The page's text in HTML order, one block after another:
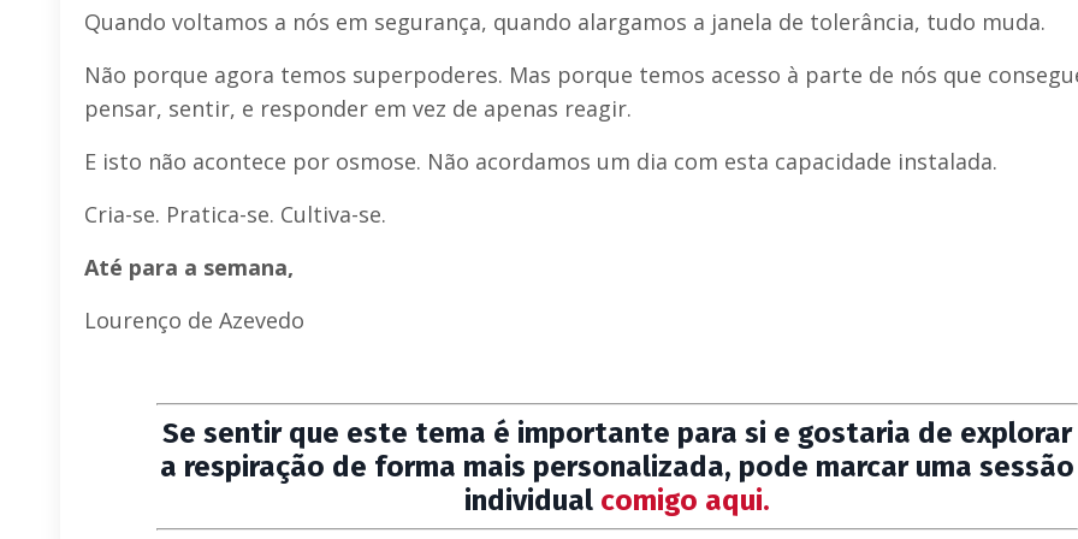
Quando voltamos a nós em segurança, quando alargamos a janela de tolerância, tudo muda.
Não porque agora temos superpoderes. Mas porque temos acesso à parte de nós que
pensar, sentir, e responder em vez de apenas reagir.
E isto não acontece por osmose. Não acordamos um dia com esta capacidade instalada.
Cria-se. Pratica-se. Cultiva-se.
Até para a semana,
Lourenço de Azevedo
Se sentir que este tema é importante para si e gostaria de explorar
a respiração de forma mais personalizada, pode marcar uma sessão
individual comigo aqui.